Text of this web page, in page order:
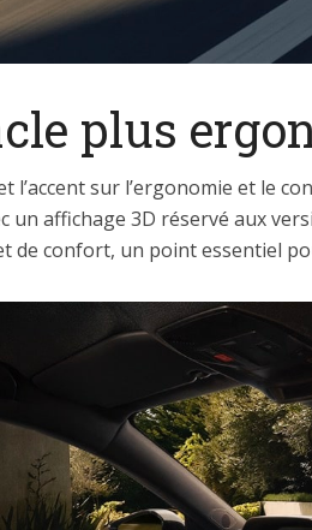
plus
l’accent sur l’ergonomie et le
un affichage 3D réservé aux
de confort, un point essentiel